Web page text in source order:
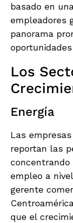
basado en
empleadores
panorama
Los
Energía
Las
reportan las
empleo a
gerente
que el